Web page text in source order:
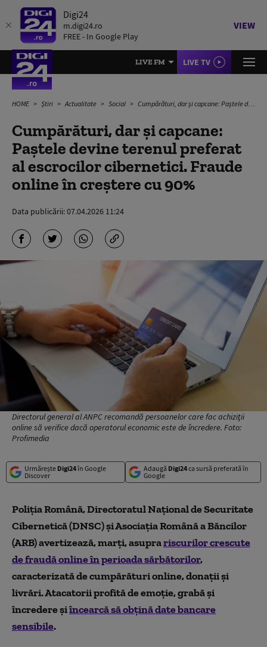
Digi24
m.digi24.ro
FREE - In Google Play
VIEW
LIVE FM LIVE TV
HOME Știri Actualitate Social Cumpărături, dar și capcane: Paștele devine terenul preferat al escrocilor cibernetici. Fraude online în creștere cu 90%
Cumpărături, dar și capcane:
Paștele devine terenul preferat
al escrocilor cibernetici. Fraude
online în creștere cu 90%
Data publicării:07.04.2026 11:24
Directorul general al ANPC recomandă persoanelor care fac achiziţii
online să verifice dacă operatorul economic este de încredere. Foto:
Profimedia
Urmărește Digi24în Google
Discover
Adaugă Digi24ca sursă preferată în
Google
Poliţia Română, Directoratul Naţional de Securitate
Cibernetică (DNSC) şi Asociaţia Română a Băncilor
(ARB) avertizează, marţi, asuprariscurilor crescute
de fraudă online în perioada sărbătorilor,
caracterizată de cumpărături online, donaţii şi
livrări. Atacatorii profită de emoţie, grabă şi
încredere şiîncearcă să obţină date bancare
sensibile.